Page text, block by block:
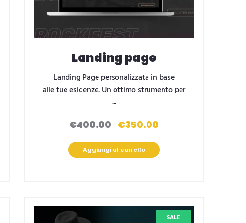
Landing page
Landing Page personalizzata in base
alle tue esigenze. Un ottimo strumento per
...
€400.00
Il
originale
era:
€350.00
attuale
Aggiungi al carrello
SALE